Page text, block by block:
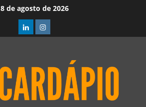
8 de agosto de 2026